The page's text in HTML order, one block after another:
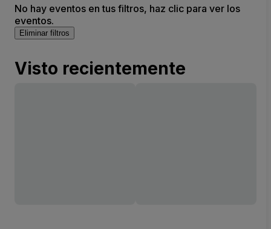
No hay eventos en tus filtros, haz clic para ver los
eventos.
Eliminar filtros
Visto recientemente